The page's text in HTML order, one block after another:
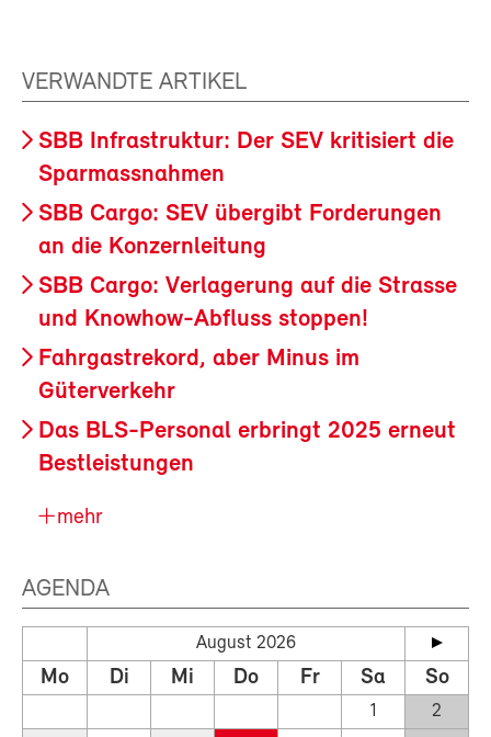
VERWANDTE ARTIKEL
SBB Infrastruktur: Der SEV kritisiert die
Sparmassnahmen
SBB Cargo: SEV übergibt Forderungen
an die Konzernleitung
SBB Cargo: Verlagerung auf die Strasse
und Knowhow-Abfluss stoppen!
Fahrgastrekord, aber Minus im
Güterverkehr
Das BLS-Personal erbringt 2025 erneut
Bestleistungen
mehr
AGENDA
August 2026
Mo Di Mi Do Fr Sa So
1
2